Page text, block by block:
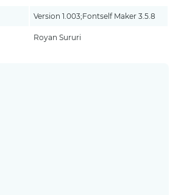
Version 1.003;Fontself Maker 3.5.8
Royan Sururi